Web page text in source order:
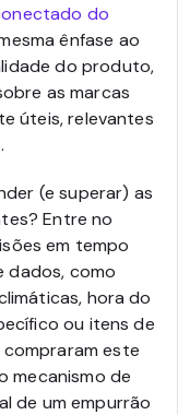
do
ênfase ao
do produto,
as marcas
úteis, relevantes
(e superar) as
Entre no
em tempo
dados, como
hora do
ou itens de
este
mecanismo de
de um empurrão